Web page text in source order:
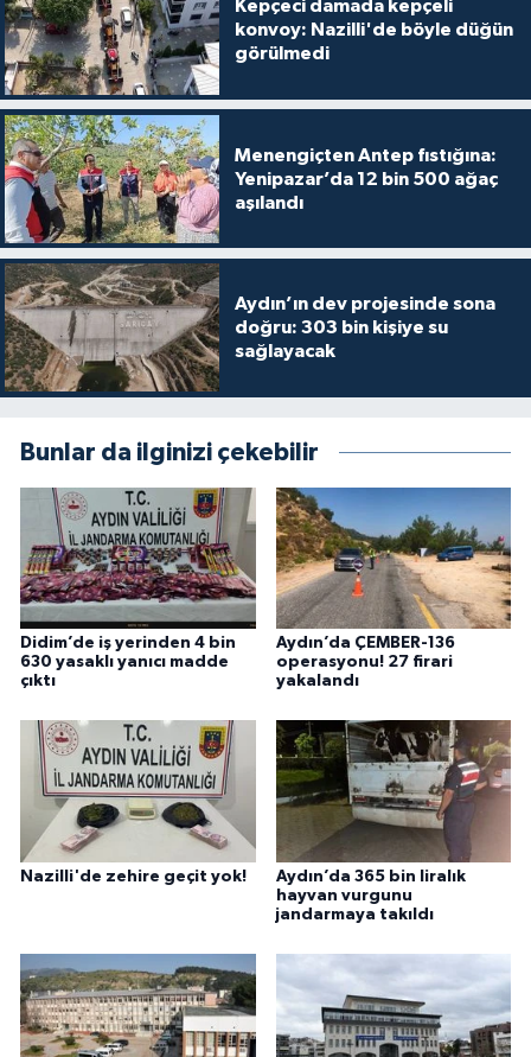
Kepçeci damada kepçeli
konvoy: Nazilli'de böyle düğün
görülmedi
Menengiçten Antep fıstığına:
Yenipazar’da 12 bin 500 ağaç
aşılandı
Aydın’ın dev projesinde sona
doğru: 303 bin kişiye su
sağlayacak
Bunlar da ilginizi çekebilir
Didim’de iş yerinden 4 bin
630 yasaklı yanıcı madde
çıktı
Aydın’da ÇEMBER-136
operasyonu! 27 firari
yakalandı
Nazilli'de zehire geçit yok!
Aydın’da 365 bin liralık
hayvan vurgunu
jandarmaya takıldı